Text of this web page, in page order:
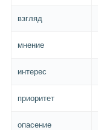
взгляд
мнение
интерес
приоритет
опасение